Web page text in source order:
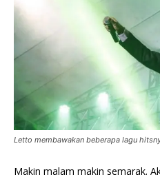
Letto membawakan beberapa lagu
Makin malam makin semarak.